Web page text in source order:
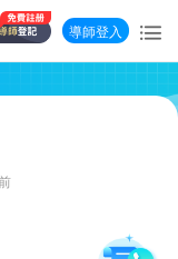
導師登入